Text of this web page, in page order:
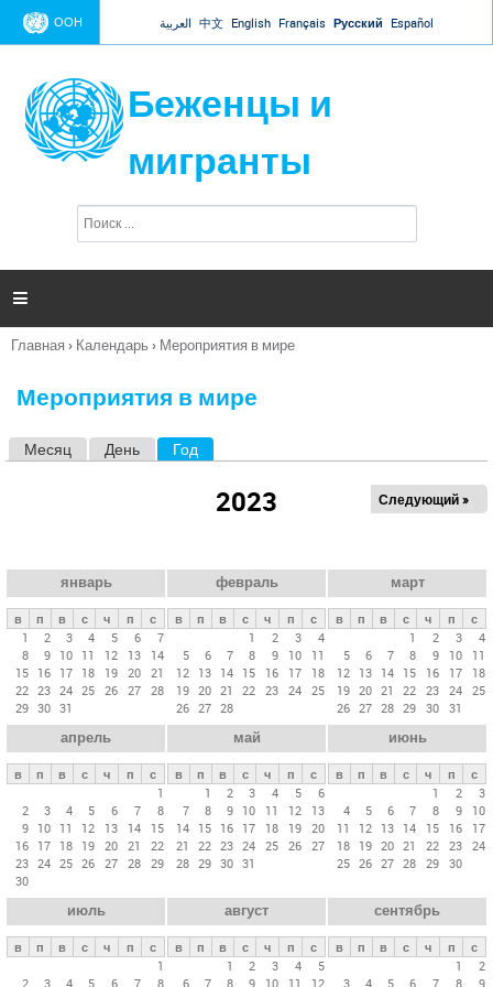
Jump to navigation
ООН العربية 中文 English Français Русский Español
Беженцы и
мигранты
п
и

Вы
Главная › Календарь › Мероприятия в мире
Мероприятия в мире
е
в
л
а
к
Месяц День Год
2023 Следующий »
январь
в п в с ч п
с
1
2 3 4 5 6
7
8
9 10 11 12 13
14
15 16 17 18 19 20 21
22 23 24 25 26 27 28
29 30 31
февраль
в п в с ч п
с
1
2 3
4
5
6 7 8 9 10
11
12 13 14 15 16 17
18
19 20 21 22 23 24 25
26 27 28
март
в п в с ч п
с
1
2 3
4
5
6 7 8 9 10
11
12 13 14 15 16 17
18
19 20 21 22 23 24 25
26 27 28 29 30 31
апрель
в п в с ч п
с
1
2
3 4 5 6 7
8
9 10 11 12 13 14
15
16 17 18 19 20 21
22
23 24 25 26 27 28 29
30
май
в п в с ч п
с
1
2 3 4 5
6
7
8 9 10 11 12
13
14 15 16 17 18 19 20
21
22 23 24 25 26 27
28 29 30 31
июнь
в п в с ч п
с
1
2
3
4
5 6 7 8 9
10
11
12 13 14 15 16
17
18 19 20 21 22 23 24
25 26 27 28 29 30
июль
в п в с ч п
с
1
2
3 4 5 6 7 8
август
в п в с ч п
с
1
2 3 4
5
6
7 8 9 10 11 12
сентябрь
в п в с ч п
с
1
2
3
4 5 6 7 8 9